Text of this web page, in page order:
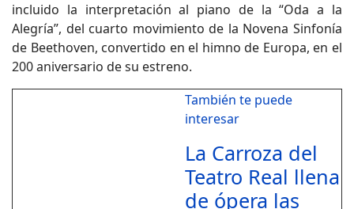
incluido la interpretación al piano de la “Oda a la
Alegría”, del cuarto movimiento de la Novena Sinfonía
de Beethoven, convertido en el himno de Europa, en el
200 aniversario de su estreno.
También te puede
interesar
La Carroza del
Teatro Real llena
de ópera las